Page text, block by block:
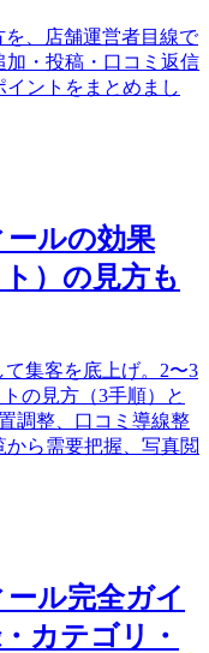
を、店舗運営者目線で
・投稿・口コミ返信
ントをまとめまし
ールの効果
）の見方も
集客を底上げ。2〜3
の見方（3手順）と
調整、口コミ導線整
ら需要把握、写真閲
ル完全ガイ
カテゴリ・